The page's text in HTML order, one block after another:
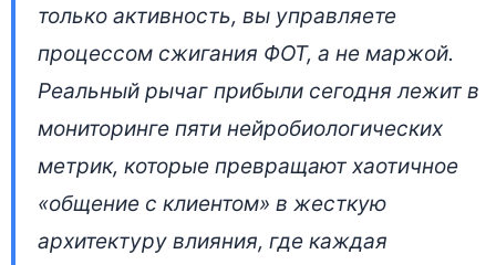
28 апреля 2026 • 👁 6 803 прочтений
только активность, вы управляете
процессом сжигания ФОТ, а не маржой.
Реальный рычаг прибыли сегодня лежит в
мониторинге пяти нейробиологических
метрик, которые превращают хаотичное
«общение с клиентом» в жесткую
архитектуру влияния, где каждая